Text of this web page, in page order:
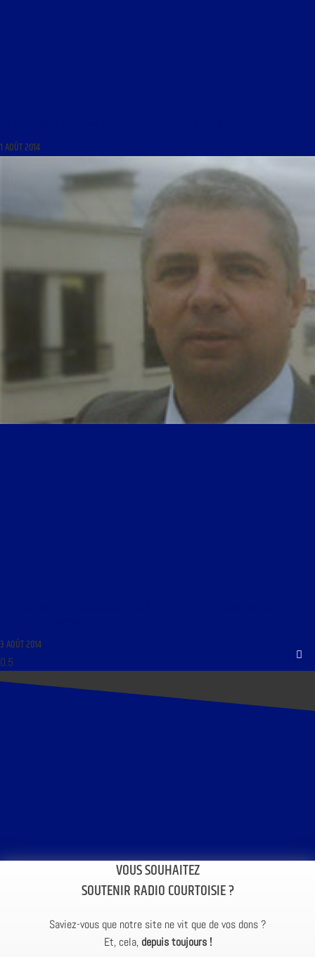
1 AOÛT 2014
3 AOÛT 2014
VOUS SOUHAITEZ
SOUTENIR RADIO COURTOISIE ?
Saviez-vous que notre site ne vit que de vos dons ?
Et, cela, depuis toujours !